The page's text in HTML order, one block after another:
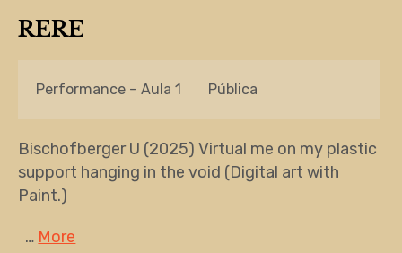
RERE
Performance – Aula 1 Pública
Bischofberger U (2025) Virtual me on my plastic
support hanging in the void (Digital art with
Paint.)
… More